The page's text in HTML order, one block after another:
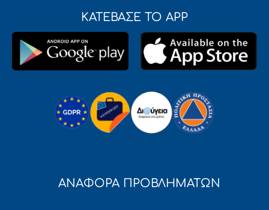
ΚΑΤΕΒΑΣΕ ΤΟ APP
ΑΝΑΦΟΡΑ ΠΡΟΒΛΗΜΑΤΩΝ